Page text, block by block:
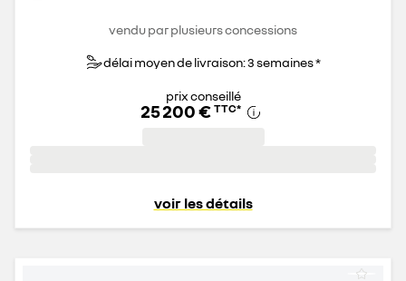
vendu par plusieurs concessions
délai moyen de livraison: 3 semaines *
prix conseillé
25 200 € TTC*
voir les détails